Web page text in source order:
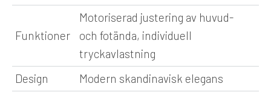
Funktioner
Motoriserad justering av huvud-
och fotända, individuell
tryckavlastning
Design
Modern skandinavisk elegans